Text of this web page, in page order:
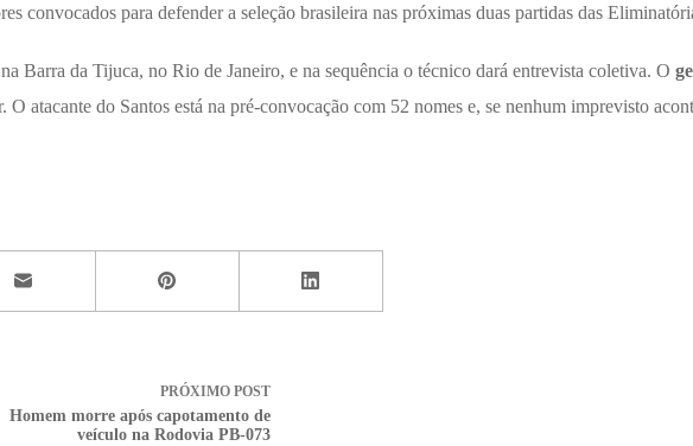
convocados para defender a seleção brasileira nas próximas duas partidas das
Barra da Tijuca, no Rio de Janeiro, e na sequência o técnico dará entrevista coletiva. O ge
atacante do Santos está na pré-convocação com 52 nomes e, se nenhum imprevisto
PRÓXIMO POST
Homem morre após capotamento de
veículo na Rodovia PB-073